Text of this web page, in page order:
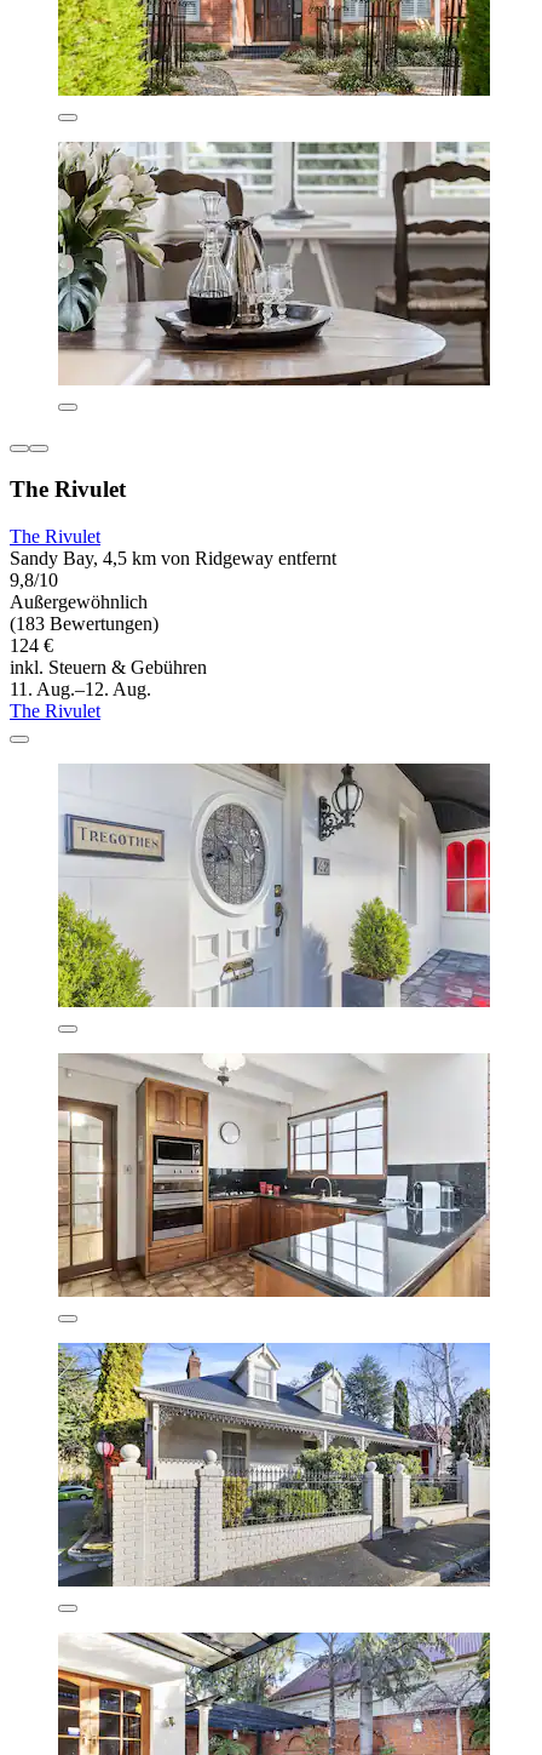
The Rivulet
The Rivulet
Sandy Bay, 4,5 km von Ridgeway entfernt
9,8/10
Außergewöhnlich
(183 Bewertungen)
124 €
inkl. Steuern & Gebühren
11. Aug.–12. Aug.
The Rivulet